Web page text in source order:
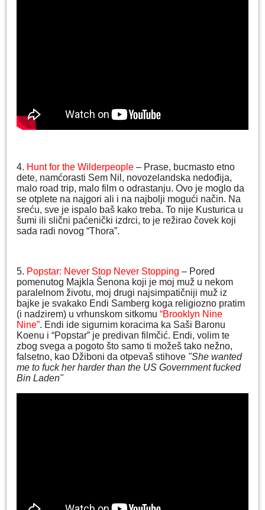
4. Hunt for the Wilderpeople – Prase, bucmasto etno
dete, namćorasti Sem Nil, novozelandska nedođija,
malo road trip, malo film o odrastanju. Ovo je moglo da
se otplete na najgori ali i na najbolji mogući način. Na
sreću, sve je ispalo baš kako treba. To nije Kusturica u
šumi ili slični paćenički izdrci, to je režirao čovek koji
sada radi novog “Thora”.
5. Popstar: Never Stop Never Stopping – Pored
pomenutog Majkla Šenona koji je moj muž u nekom
paralelnom životu, moj drugi najsimpatičniji muž iz
bajke je svakako Endi Samberg koga religiozno pratim
(i nadzirem) u vrhunskom sitkomu “Brooklyn Nine
Nine”. Endi ide sigurnim koracima ka Saši Baronu
Koenu i “Popstar” je predivan filmčić. Endi, volim te
zbog svega a pogoto što samo ti možeš tako nežno,
falsetno, kao Džiboni da otpevaš stihove "She wanted
me to fuck her harder than the US Government fucked
Bin Laden"